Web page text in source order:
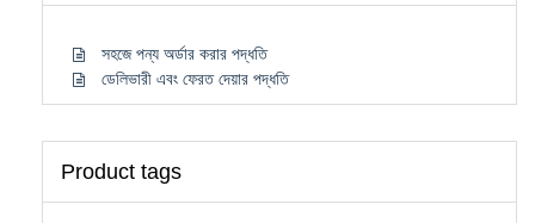
সহজে পন্য অর্ডার করার পদ্ধতি
ডেলিভারী এবং ফেরত দেয়ার পদ্ধতি
Product tags